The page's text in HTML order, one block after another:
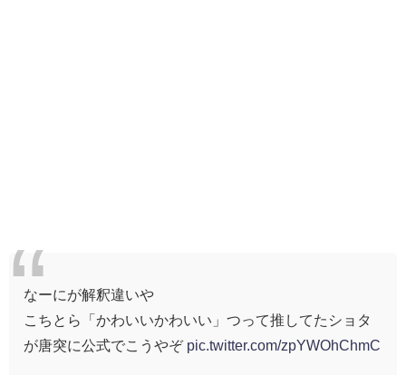
なーにが解釈違いや
こちとら「かわいいかわいい」つって推してたショタ
が唐突に公式でこうやぞ pic.twitter.com/zpYWOhChmC